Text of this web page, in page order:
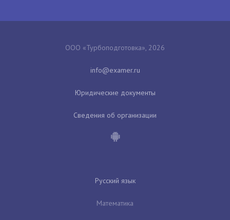
ООО «Турбоподготовка», 2026
Юридические документы
Сведения об организации
Русский язык
Математика